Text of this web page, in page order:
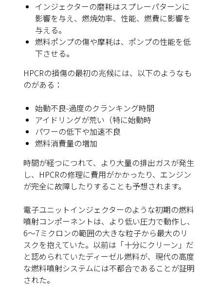
インジェクターの磨耗はスプレーパターンに
影響を与え、燃焼効率、性能、燃費に影響を
与える。
燃料ポンプの傷や摩耗は、ポンプの性能を低
下させる。
HPCRの損傷の最初の兆候には、以下のようなも
のがある：
始動不良-過度のクランキング時間
アイドリングが荒い（特に始動時
パワーの低下や加速不良
燃料消費量の増加
時間が経つにつれて、より大量の排出ガスが発生
し、HPCRの修理に費用がかかったり、エンジン
が完全に故障したりすることも予想されます。
電子ユニットインジェクターのような初期の燃料
噴射コンポーネントは、より低い圧力で動作し、
6〜7ミクロンの範囲の大きな粒子から最大のリ
スクを抱えていた。以前は「十分にクリーン」だ
と認められていたディーゼル燃料が、現代の高度
な燃料噴射システムには不都合であることが証明
された。